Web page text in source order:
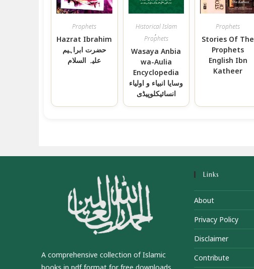
Prophets
Hazrat Ibrahim
حضرت ابراہیم
علیہ السلام
Historical Islam
,
Prophets
Wasaya Anbia
wa-Aulia
Encyclopedia
وسایا انبیاء و اولیاء
انسائیکلوپیڈی
Prophets
Stories Of The
Prophets
English Ibn
Katheer
A comprehensive collection of Islamic
Links
About
Privacy Policy
Disclaimer
Contribute